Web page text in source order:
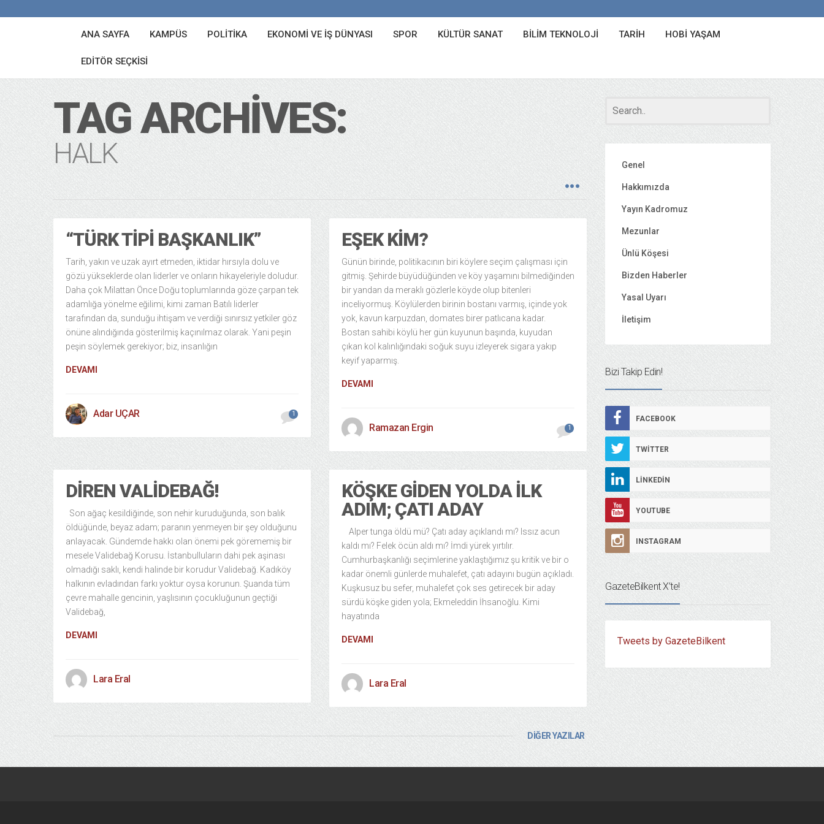
ANA SAYFA KAMPÜS POLITIKA EKONOMI VE İŞ DÜNYASI SPOR KÜLTÜR SANAT BILIM TEKNOLOJI TARIH HOBI YAŞAM
EDITÖR SEÇKISI
TAG ARCHIVES:
HALK
“TÜRK TIPI BAŞKANLIK”
Tarih, yakın ve uzak ayırt etmeden, iktidar hırsıyla dolu ve
gözü yükseklerde olan liderler ve onların hikayeleriyle doludur.
Daha çok Milattan Önce Doğu toplumlarında göze çarpan tek
adamlığa yönelme eğilimi, kimi zaman Batılı liderler
tarafından da, sunduğu ihtişam ve verdiği sınırsız yetkiler göz
önüne alındığında gösterilmiş kaçınılmaz olarak. Yani peşin
peşin söylemek gerekiyor; biz, insanlığın
DEVAMI
Adar UÇAR 1
EŞEK KIM?
Günün birinde, politikacının biri köylere seçim çalışması için
gitmiş. Şehirde büyüdüğünden ve köy yaşamını bilmediğinden
bir yandan da meraklı gözlerle köyde olup bitenleri
inceliyormuş. Köylülerden birinin bostanı varmış, içinde yok
yok, kavun karpuzdan, domates birer patlıcana kadar.
Bostan sahibi köylü her gün kuyunun başında, kuyudan
çıkan kol kalınlığındaki soğuk suyu izleyerek sigara yakıp
keyif yaparmış.
DEVAMI
Ramazan Ergin 1
DIREN VALIDEBAĞ!
Son ağaç kesildiğinde, son nehir kuruduğunda, son balık
öldüğünde, beyaz adam; paranın yenmeyen bir şey olduğunu
anlayacak. Gündemde hakkı olan önemi pek görememiş bir
mesele Validebağ Korusu. İstanbulluların dahi pek aşinası
olmadığı saklı, kendi halinde bir korudur Validebağ. Kadıköy
halkının evladından farkı yoktur oysa korunun. Şuanda tüm
çevre mahalle gencinin, yaşlısının çocukluğunun geçtiği
Validebağ,
DEVAMI
Lara Eral
KÖŞKE GIDEN YOLDA İLK
ADIM; ÇATI ADAY
Alper tunga öldü mü? Çatı aday açıklandı mı? Issız acun
kaldı mı? Felek öcün aldı mı? İmdi yürek yırtılır.
Cumhurbaşkanlığı seçimlerine yaklaştığımız şu kritik ve bir o
kadar önemli günlerde muhalefet, çatı adayını bugün açıkladı.
Kuşkusuz bu sefer, muhalefet çok ses getirecek bir aday
sürdü köşke giden yola; Ekmeleddin İhsanoğlu. Kimi
hayatında
DEVAMI
Lara Eral
DİĞER YAZILAR
Genel
Hakkımızda
Yayın Kadromuz
Mezunlar
Ünlü Köşesi
Bizden Haberler
Yasal Uyarı
İletişim
Bizi Takip Edin!
FACEBOOK
TWITTER
LINKEDIN
YOUTUBE
INSTAGRAM
GazeteBilkent X’te!
Tweets by GazeteBilkent